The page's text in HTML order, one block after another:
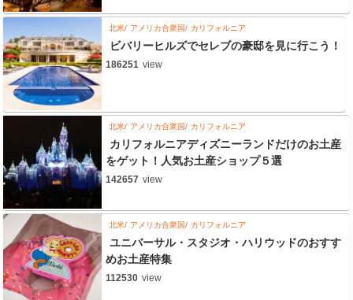
北米 アメリカ合衆国 カリフォルニア
ビバリーヒルズでセレブの豪邸を見に行こう！
186251 view
北米 アメリカ合衆国 カリフォルニア
カリフォルニアディズニーランドだけのお土産
をゲット！人気お土産ショップ５選
142657 view
北米 アメリカ合衆国 カリフォルニア
ユニバーサル・スタジオ・ハリウッドのおすす
めお土産特集
112530 view